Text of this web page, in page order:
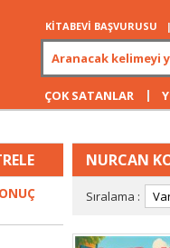
KİTABEVİ BAŞVURUSU |
ÇOK SATANLAR |
NURCAN
Sıralama :